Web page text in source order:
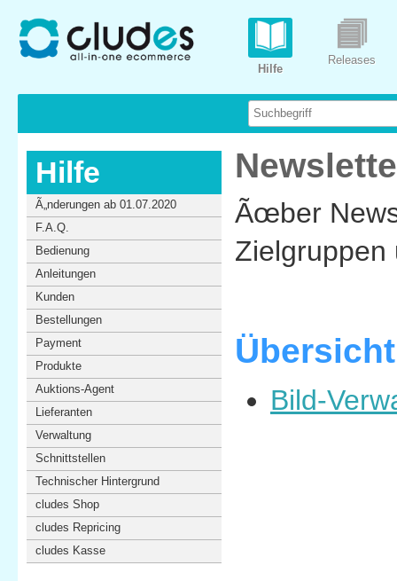
Hilfe
Releases
Hilfe
Ã„nderungen ab 01.07.2020
F.A.Q.
Bedienung
Anleitungen
Kunden
Bestellungen
Payment
Produkte
Auktions-Agent
Lieferanten
Verwaltung
Schnittstellen
Technischer Hintergrund
cludes Shop
cludes Repricing
cludes Kasse
Ãœber
Zielgruppen
Bild-